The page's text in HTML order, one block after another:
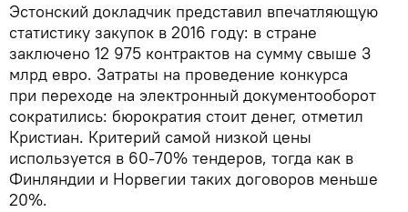
Эстонский докладчик представил впечатляющую
статистику закупок в 2016 году: в стране
заключено 12 975 контрактов на сумму свыше 3
млрд евро. Затраты на проведение конкурса
при переходе на электронный документооборот
сократились: бюрократия стоит денег, отметил
Кристиан. Критерий самой низкой цены
используется в 60-70% тендеров, тогда как в
Финляндии и Норвегии таких договоров меньше
20%.